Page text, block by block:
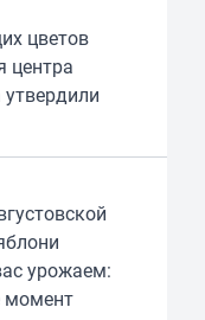
цветов
центра
урожаем:
момент